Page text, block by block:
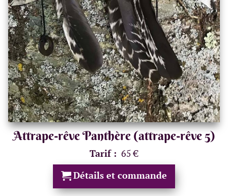
Attrape-rêve Panthère (attrape-rêve 5)
Tarif : 65 €
Détails et commande